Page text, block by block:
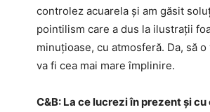
controlez acuarela și am găsit
pointilism care a dus la ilustrații
minuțioase, cu atmosferă. Da, să
va fi cea mai mare împlinire.
C&B: La ce lucrezi în prezent și